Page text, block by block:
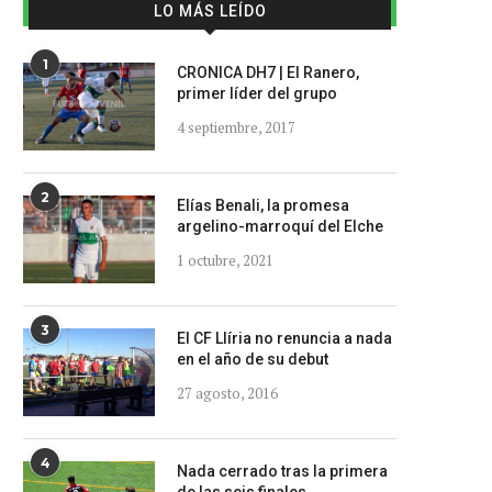
LO MÁS LEÍDO
1
CRONICA DH7 | El Ranero,
primer líder del grupo
4 septiembre, 2017
2
Elías Benali, la promesa
argelino-marroquí del Elche
1 octubre, 2021
3
El CF Llíria no renuncia a nada
en el año de su debut
27 agosto, 2016
4
Nada cerrado tras la primera